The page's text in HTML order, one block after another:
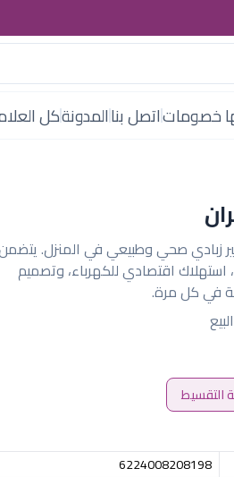
خصوماتاتصل بناالمدونةكل
زبادي صحي وطبيعي في المنزل.
استهلاك اقتصادي للكهرباء، وتصميم
في كل مرة.
6224008208198